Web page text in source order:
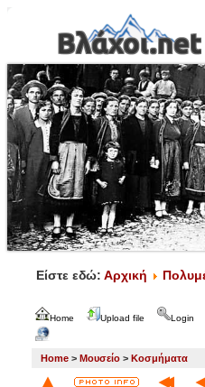
Είστε εδώ: Αρχική
Home Upload file Login
Home > Μουσείο > Κοσμήματα